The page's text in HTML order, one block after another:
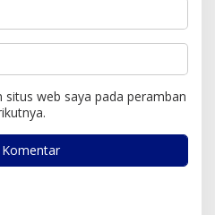
web saya pada peramban